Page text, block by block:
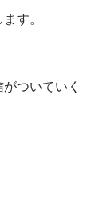
す。
ついていく